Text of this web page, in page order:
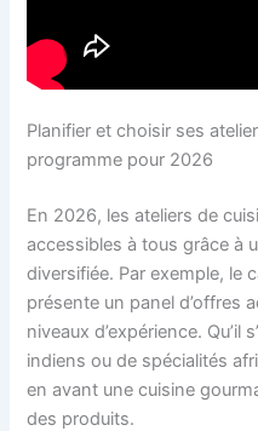
Planifier et choisir ses
programme pour 2026
En 2026, les ateliers de
accessibles à tous grâce à
diversifiée. Par exemple, le
présente un panel d’offres
niveaux d’expérience. Qu’il
indiens ou de spécialités
en avant une cuisine
des produits.